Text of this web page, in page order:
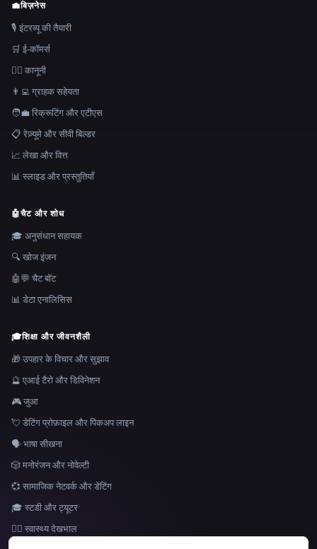
भाषा
💼बिज़नेस
🎙️ इंटरव्यू की तैयारी
🛒 ई-कॉमर्स
👩‍⚖️ कानूनी
👨‍💻 ग्राहक सहेयता
🧑‍💼 रिक्रूटिंग और एटीएस
📋 रेज़्यूमे और सीवी बिल्डर
📈 लेखा और वित्त
📊 स्लाइड और प्रस्तुतियाँ
🤖चैट और शोध
🎓 अनुसंधान सहायक
🔍 खोज इंजन
🤖💬 चैट बॉट
📊 डेटा एनालिसिस
🎓शिक्षा और जीवनशैली
🎁 उपहार के विचार और सुझाव
🔮 एआई टैरो और डिविनेशन
🎮 जुआ
💘 डेटिंग प्रोफ़ाइल और पिकअप लाइन
🗣️ भाषा सीखना
🎲 मनोरंजन और नोवेल्टी
💞 सामाजिक नेटवर्क और डेटिंग
🎓 स्टडी और ट्यूटर
👩‍⚕️ स्वास्थ्य देखभाल